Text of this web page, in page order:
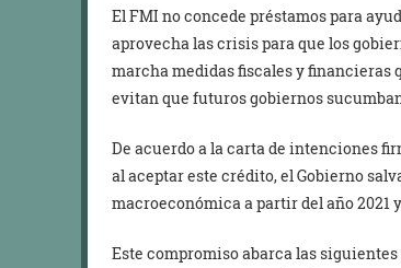
El FMI no concede préstamos para
aprovecha las crisis para que los
marcha medidas fiscales y financieras
evitan que futuros gobiernos
De acuerdo a la carta de intenciones
al aceptar este crédito, el Gobierno
macroeconómica a partir del año 2021
Este compromiso abarca las